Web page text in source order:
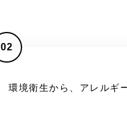
02
環境衛生から、アレルギ